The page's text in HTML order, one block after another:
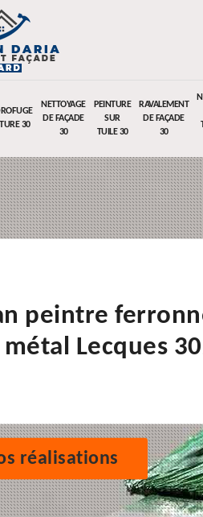
30
NETTOYAGE
DE FAÇADE
30
PEINTURE
SUR
TUILE 30
RAVALEMENT
DE FAÇADE
30
peintre
Lecques
réalisations